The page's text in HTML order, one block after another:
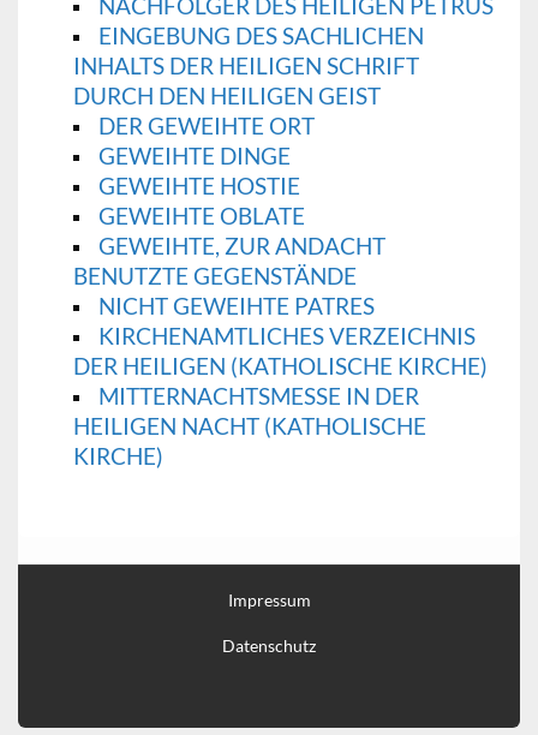
NACHFOLGER DES HEILIGEN PETRUS
EINGEBUNG DES SACHLICHEN
INHALTS DER HEILIGEN SCHRIFT
DURCH DEN HEILIGEN GEIST
DER GEWEIHTE ORT
GEWEIHTE DINGE
GEWEIHTE HOSTIE
GEWEIHTE OBLATE
GEWEIHTE, ZUR ANDACHT
BENUTZTE GEGENSTÄNDE
NICHT GEWEIHTE PATRES
KIRCHENAMTLICHES VERZEICHNIS
DER HEILIGEN (KATHOLISCHE KIRCHE)
MITTERNACHTSMESSE IN DER
HEILIGEN NACHT (KATHOLISCHE
KIRCHE)
Impressum
Datenschutz